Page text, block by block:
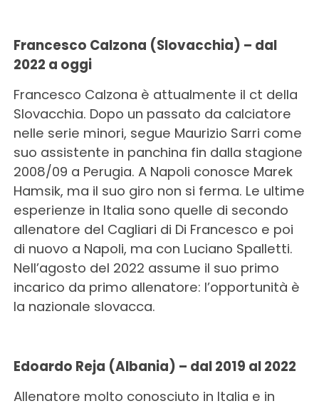
Francesco Calzona (Slovacchia) – dal
2022 a oggi
Francesco Calzona è attualmente il ct della
Slovacchia. Dopo un passato da calciatore
nelle serie minori, segue Maurizio Sarri come
suo assistente in panchina fin dalla stagione
2008/09 a Perugia. A Napoli conosce Marek
Hamsik, ma il suo giro non si ferma. Le ultime
esperienze in Italia sono quelle di secondo
allenatore del Cagliari di Di Francesco e poi
di nuovo a Napoli, ma con Luciano Spalletti.
Nell’agosto del 2022 assume il suo primo
incarico da primo allenatore: l’opportunità è
la nazionale slovacca.
Edoardo Reja (Albania) – dal 2019 al 2022
Allenatore molto conosciuto in Italia e in